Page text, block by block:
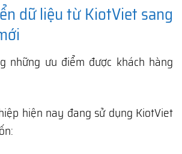
dữ liệu từ KiotViet sang
những ưu điểm được khách hàng
hiện nay đang sử dụng KiotViet